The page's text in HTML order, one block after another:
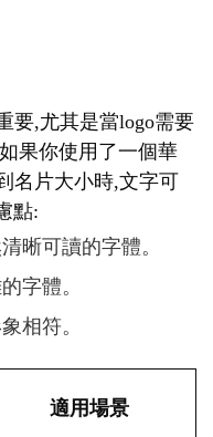
要,尤其是當logo需要
果你使用了一個華
名片大小時,文字可
點:
晰可讀的字體。
字體。
相符。
適用場景